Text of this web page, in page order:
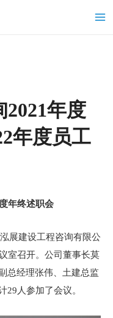
年度
年度员工
年终述职会
展建设工程咨询有限公
室召开。公司董事长莫
总经理张伟、土建总监
29人参加了会议。